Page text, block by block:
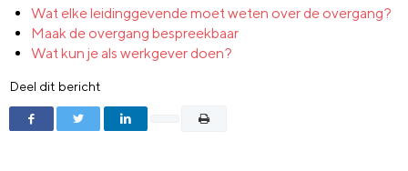
Wat elke leidinggevende moet weten over de overgang?
Maak de overgang bespreekbaar
Wat kun je als werkgever doen?
Deel dit bericht